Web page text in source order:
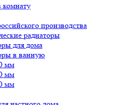
комнату
производства
радиаторы
для дома
в ванную
мм
мм
мм